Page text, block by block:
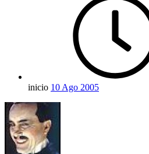
inicio 10 Ago 2005